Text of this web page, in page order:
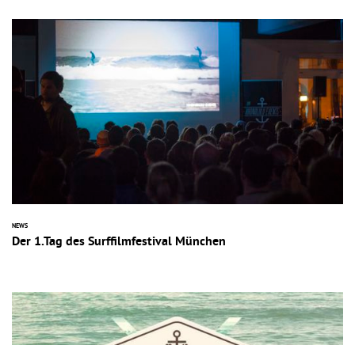
NEWS
Der 1.Tag des Surffilmfestival München